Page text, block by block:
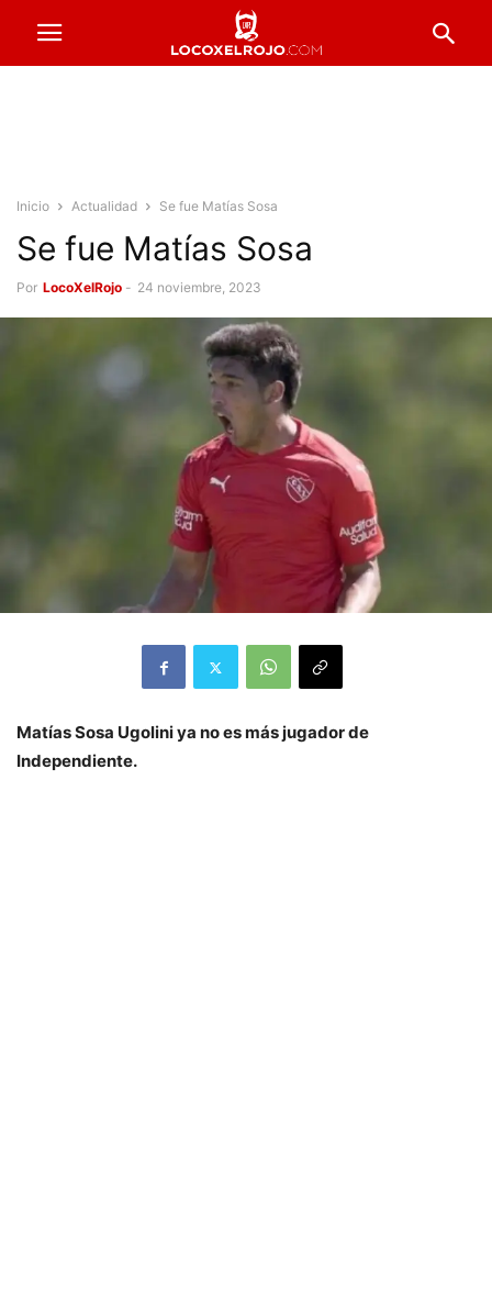
Inicio Actualidad Se fue Matías Sosa
Se fue Matías Sosa
Por LocoXelRojo - 24 noviembre, 2023
Matías Sosa Ugolini ya no es más jugador de
Independiente.